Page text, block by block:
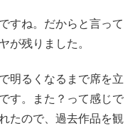
すね。だからと言って
が残りました。
明るくなるまで席を立
す。また？って感じで
たので、過去作品を観